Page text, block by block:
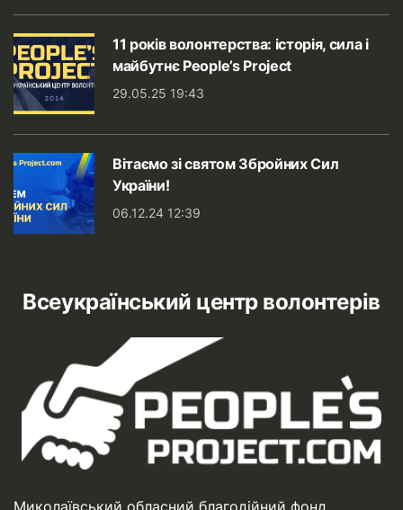
11 років волонтерства: історія, сила і
майбутнє People’s Project
29.05.25 19:43
Вітаємо зі святом Збройних Сил
України!
06.12.24 12:39
Всеукраїнський центр волонтерів
Миколаївський обласний благодійний фонд